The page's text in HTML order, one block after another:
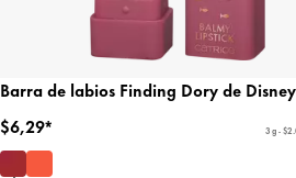
Barra de labios Finding Dory de
$6,29*
3 g -